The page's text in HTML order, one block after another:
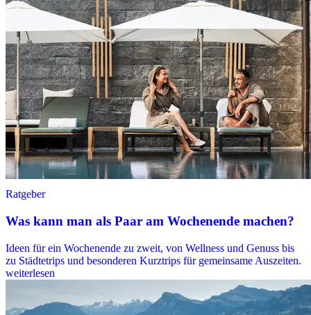
Ratgeber
Was kann man als Paar am Wochenende machen?
Ideen für ein Wochenende zu zweit, von Wellness und Genuss bis
zu Städtetrips und besonderen Kurztrips für gemeinsame Auszeiten.
weiterlesen